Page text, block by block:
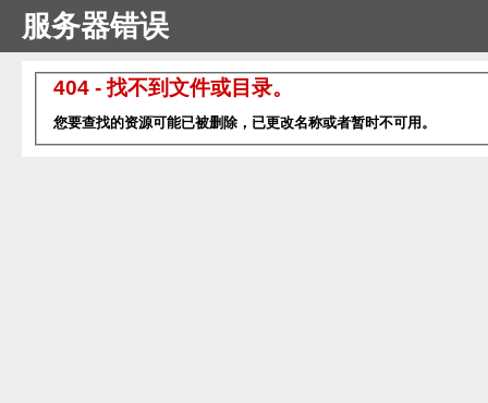
服务器错误
404 - 找不到文件或目录。
您要查找的资源可能已被删除，已更改名称或者暂时不可用。